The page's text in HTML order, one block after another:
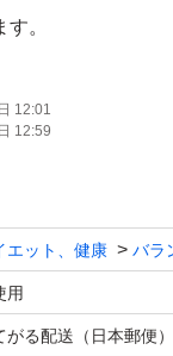
。
12:01
12:59
エット、健康 バラ
用
がる配送（日本郵便）